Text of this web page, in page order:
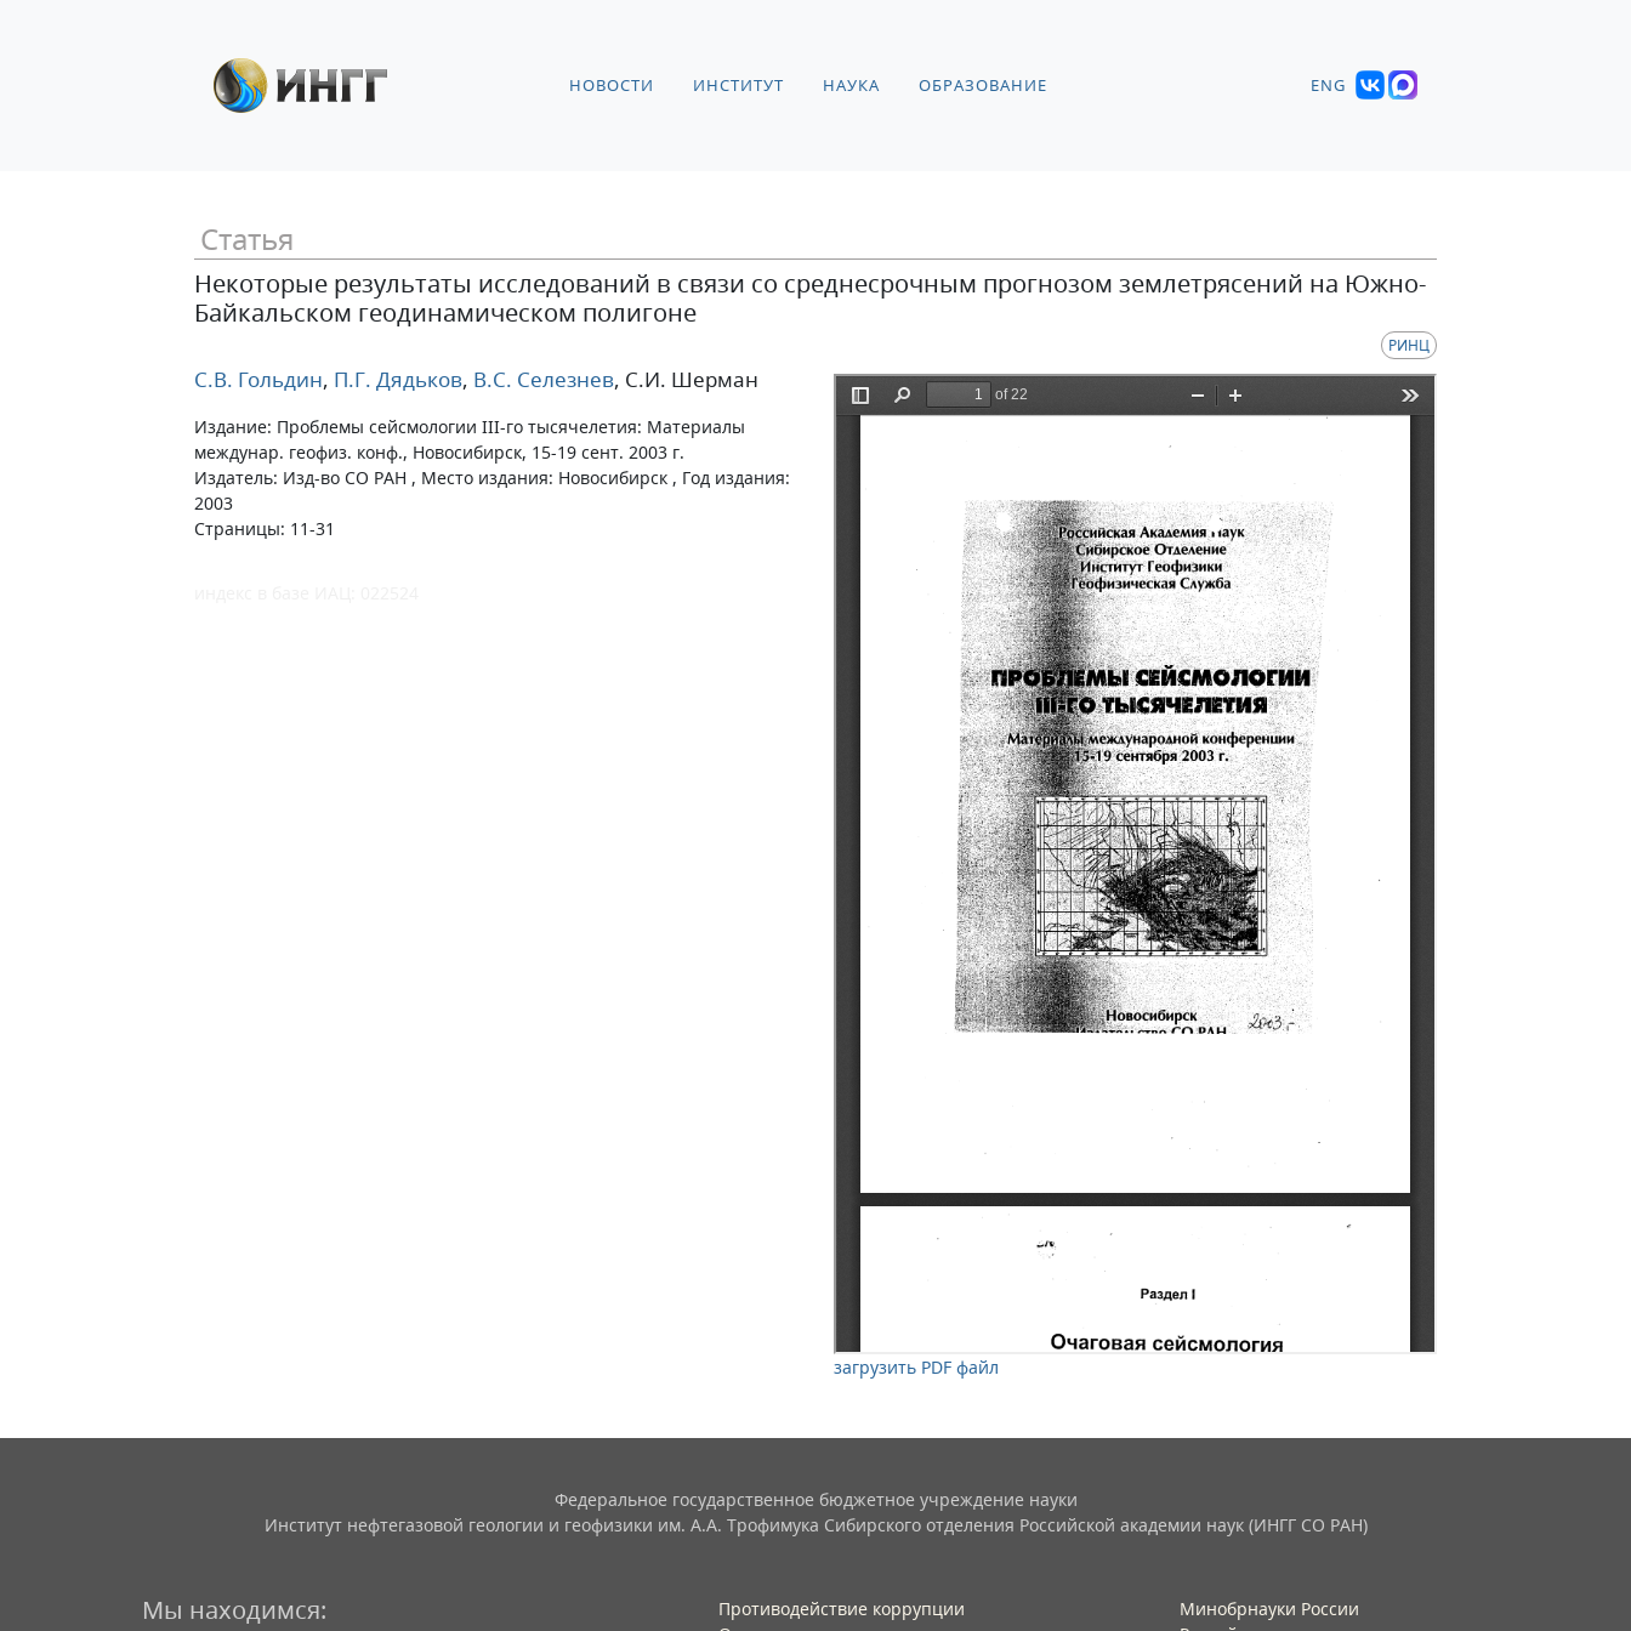
НОВОСТИ ИНСТИТУТ НАУКА ОБРАЗОВАНИЕ ENG
Статья
Некоторые результаты исследований в связи со среднесрочным прогнозом землетрясений на Южно-
Байкальском геодинамическом полигоне
РИНЦ
С.В. Гольдин, П.Г. Дядьков, В.С. Селезнев, С.И. Шерман
Издание: Проблемы сейсмологии III-го тысячелетия: Материалы
междунар. геофиз. конф., Новосибирск, 15-19 сент. 2003 г.
Издатель: Изд-во СО РАН , Место издания: Новосибирск , Год издания:
2003
Страницы: 11-31
загрузить PDF файл
Федеральное государственное бюджетное учреждение науки
Институт нефтегазовой геологии и геофизики им. А.А. Трофимука Сибирского отделения Российской академии наук (ИНГГ СО РАН)
Мы находимся:
Противодействие коррупции
Минобрнауки России